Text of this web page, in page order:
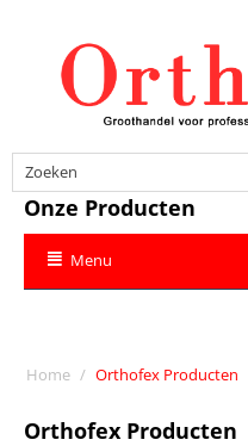
Onze Producten
Menu
Home / Orthofex Producten
Orthofex Producten